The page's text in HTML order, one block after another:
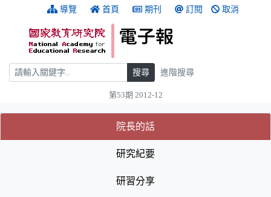
跳到主要內容 導覽 首頁 期刊 訂閱 取消
搜尋 搜尋 進階搜尋
第53期 2012-12
:::
院長的話(目前選取的頁籤)
(目前選取的頁籤)
研究紀要
研習分享